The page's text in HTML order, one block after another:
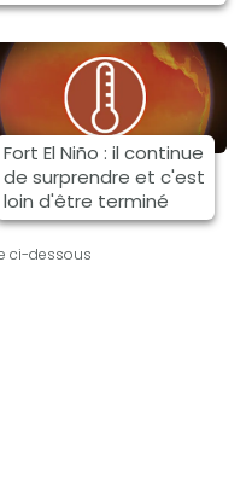
Fort El Niño : il continue
de surprendre et c'est
loin d'être terminé
ci-dessous